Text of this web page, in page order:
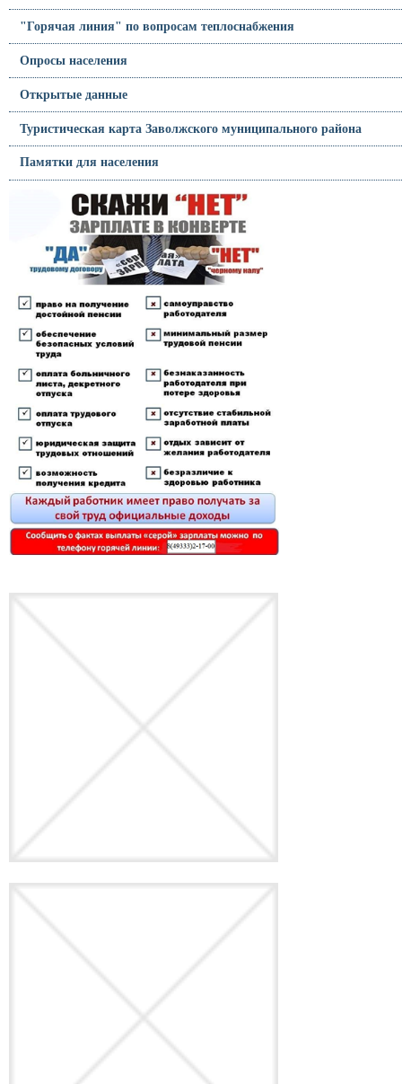
"Горячая линия" по вопросам теплоснабжения
Опросы населения
Открытые данные
Туристическая карта Заволжского муниципального района
Памятки для населения